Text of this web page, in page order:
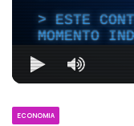
ESTE
MOMENTO
ECONOMIA